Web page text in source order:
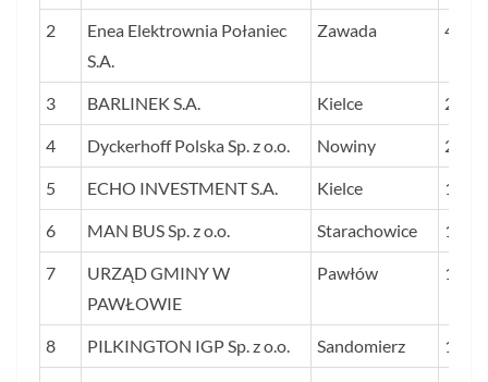
W
2
Enea Elektrownia Połaniec
S.A.
Zawada 4 963
3 BARLINEK S.A. Kielce 2 706
4 Dyckerhoff Polska Sp. z o.o. Nowiny 2 075
5 ECHO INVESTMENT S.A. Kielce 1 723
6 MAN BUS Sp. z o.o. Starachowice 1 704
7
URZĄD GMINY W
PAWŁOWIE
Pawłów 1 303
8 PILKINGTON IGP Sp. z o.o. Sandomierz 1 121